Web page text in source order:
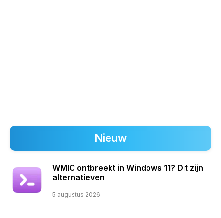
Nieuw
WMIC ontbreekt in Windows 11? Dit zijn
alternatieven
5 augustus 2026